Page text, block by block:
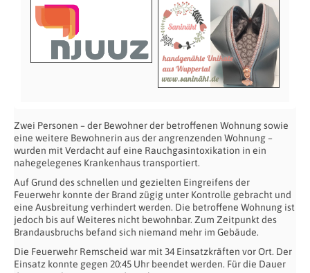
Zwei Personen – der Bewohner der betroffenen Wohnung sowie
eine weitere Bewohnerin aus der angrenzenden Wohnung –
wurden mit Verdacht auf eine Rauchgasintoxikation in ein
nahegelegenes Krankenhaus transportiert.
Auf Grund des schnellen und gezielten Eingreifens der
Feuerwehr konnte der Brand zügig unter Kontrolle gebracht und
eine Ausbreitung verhindert werden. Die betroffene Wohnung ist
jedoch bis auf Weiteres nicht bewohnbar. Zum Zeitpunkt des
Brandausbruchs befand sich niemand mehr im Gebäude.
Die Feuerwehr Remscheid war mit 34 Einsatzkräften vor Ort. Der
Einsatz konnte gegen 20:45 Uhr beendet werden. Für die Dauer